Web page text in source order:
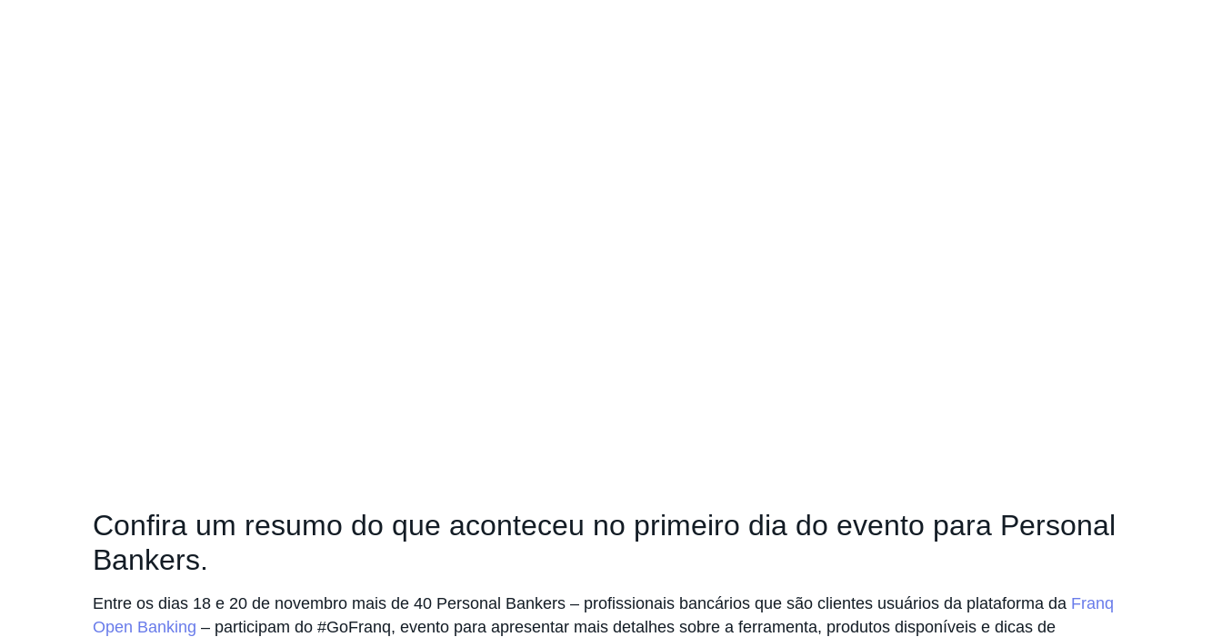
Confira um resumo do que aconteceu no primeiro dia do evento para Personal
Bankers.
Entre os dias 18 e 20 de novembro mais de 40 Personal Bankers – profissionais bancários que são clientes usuários da plataforma da Franq
Open Banking – participam do #GoFranq, evento para apresentar mais detalhes sobre a ferramenta, produtos disponíveis e dicas de